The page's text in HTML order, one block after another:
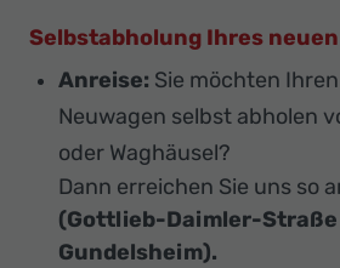
Selbstabholung Ihres
Anreise: Sie möchten
Neuwagen selbst abholen
oder Waghäusel?
Dann erreichen Sie uns so
(Gottlieb-Daimler-Straße
Gundelsheim).